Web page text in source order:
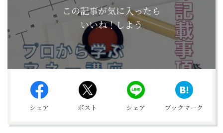
この記事が気に入ったら
いいね！しよう
シェア ポスト シェア ブックマーク